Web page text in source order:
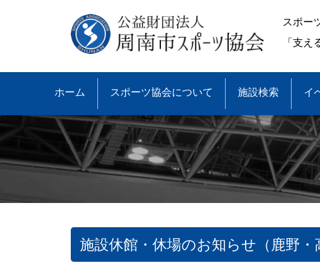
スポー
「支
ホーム スポーツ協会について
●諸規則
施設検索 イ
●大会情報＆結果
●スポーツ少年団とは
●スポーツ少年団大会
施設休館・休場のお知らせ（鹿野・